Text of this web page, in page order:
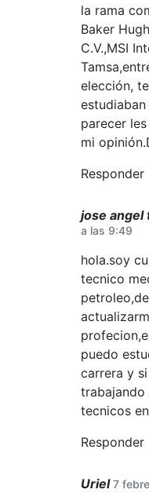
la rama
Baker
C.V.,MSI
elección,
parecer
mi
Responder
jose angel
a las 9:49
hola.soy
tecnico
puedo
carrera y
tecnicos
Responder
Uriel 7